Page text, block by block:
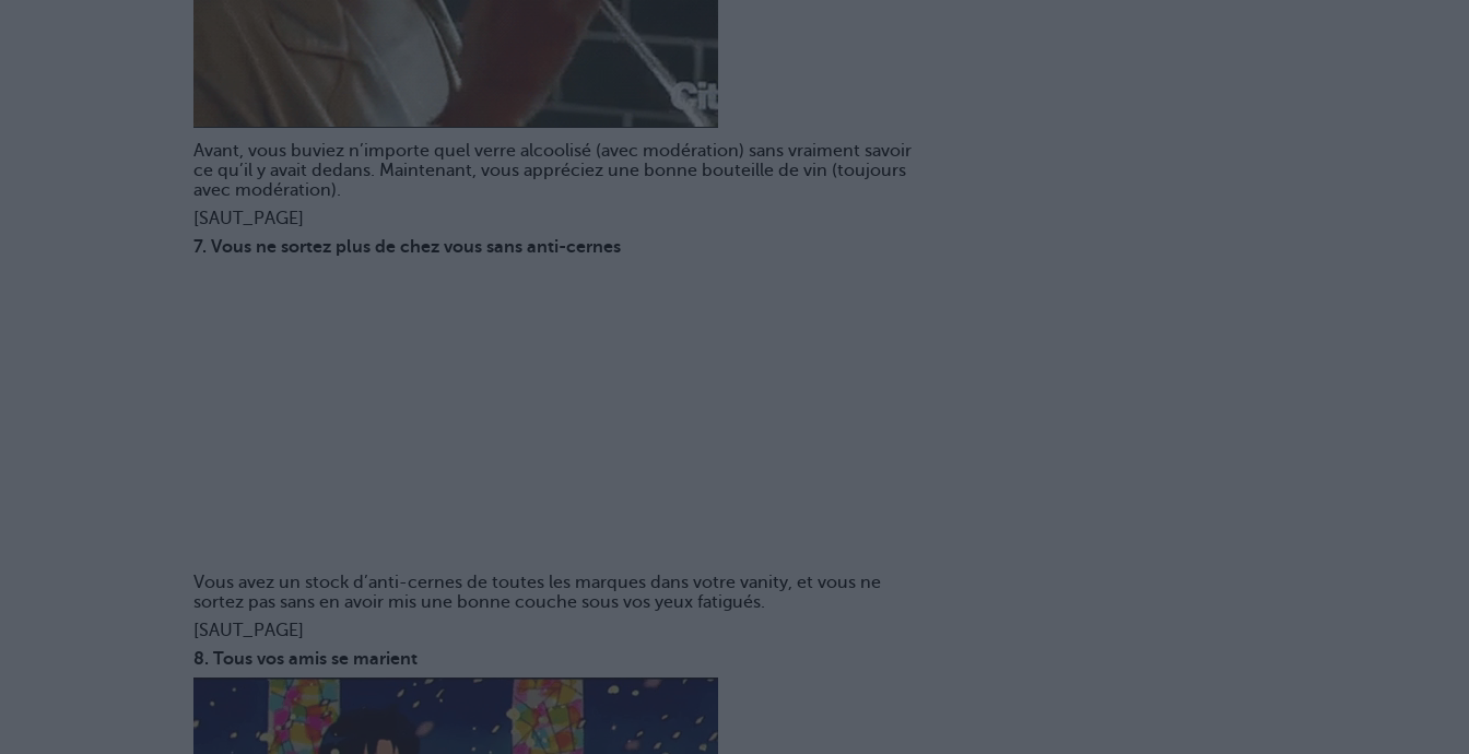
Avant, vous buviez n’importe quel verre alcoolisé (avec modération) sans vraiment savoir
ce qu’il y avait dedans. Maintenant, vous appréciez une bonne bouteille de vin (toujours
avec modération).
[SAUT_PAGE]
7. Vous ne sortez plus de chez vous sans anti-cernes
Vous avez un stock d’anti-cernes de toutes les marques dans votre vanity, et vous ne
sortez pas sans en avoir mis une bonne couche sous vos yeux fatigués.
[SAUT_PAGE]
8. Tous vos amis se marient